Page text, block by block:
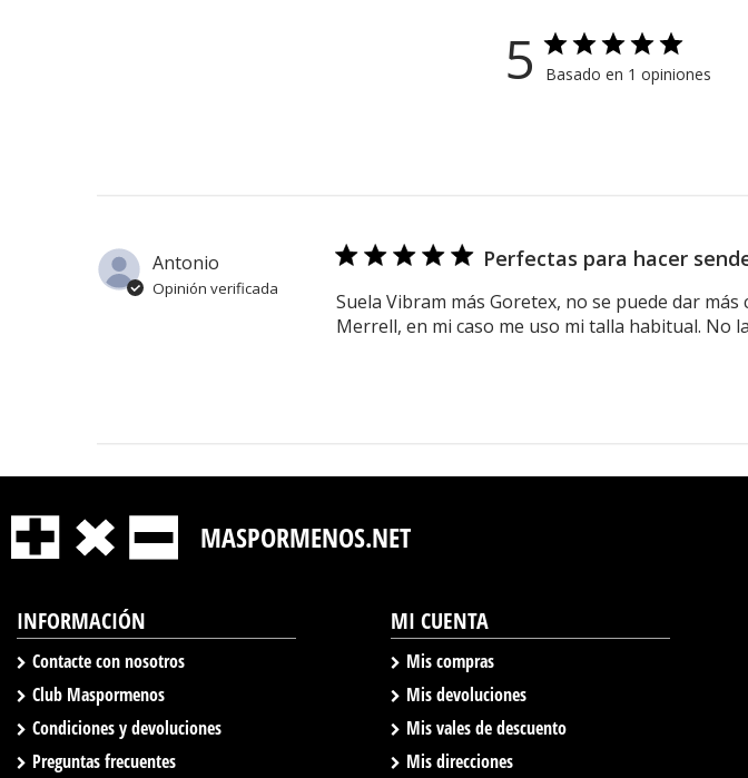
5 Basado en 1 opiniones
Antonio
Opinión verificada
Perfectas para hacer
Suela Vibram más Goretex, no se puede dar
Merrell, en mi caso me uso mi talla habitual. No
MASPORMENOS.NET
INFORMACIÓN
Contacte con nosotros
Club Maspormenos
Condiciones y devoluciones
Preguntas frecuentes
MI CUENTA
Mis compras
Mis devoluciones
Mis vales de descuento
Mis direcciones